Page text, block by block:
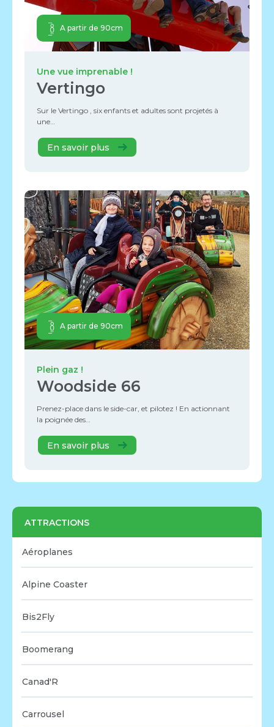
A partir de 90cm
Une vue imprenable !
Vertingo
Sur le Vertingo , six enfants et adultes sont projetés à
une…
En savoir plus
A partir de 90cm
Plein gaz !
Woodside 66
Prenez-place dans le side-car, et pilotez ! En actionnant
la poignée des…
En savoir plus
ATTRACTIONS
Aéroplanes
Alpine Coaster
Bis2Fly
Boomerang
Canad'R
Carrousel